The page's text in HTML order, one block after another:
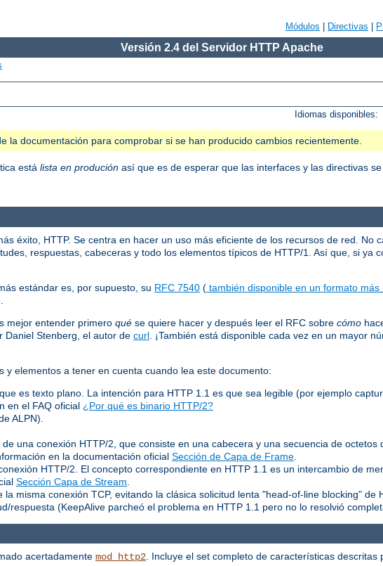
Módulos Directivas
Versión 2.4 del Servidor HTTP Apache
Idiomas disponibles:
la documentación para comprobar si se han producido cambios recientemente.
está lista en produción así que es de esperar que las interfaces y las directivas
éxito, HTTP. Se centra en hacer un uso más eficiente de los recursos de red. No
respuestas, cabeceras y todo los elementos típicos de HTTP/1. Así que, si ya
estándar es, por supuesto, su RFC 7540 ( también disponible en un formato más
mejor entender primero qué se quiere hacer y después leer el RFC sobre cómo
Daniel Stenberg, el autor de curl . ¡También está disponible cada vez en un mayor
elementos a tener en cuenta cuando lea este documento:
es texto plano. La intención para HTTP 1.1 es que sea legible (por ejemplo
en el FAQ oficial ¿Por qué es binario HTTP/2?
ALPN).
una conexión HTTP/2, que consiste en una cabecera y una secuencia de octetos
en la documentación oficial Sección de Capa de Frame
HTTP/2. El concepto correspondiente en HTTP 1.1 es un intercambio de
Sección Capa de Stream
la misma conexión TCP, evitando la clásica solicitud lenta "head-of-line blocking" de
respuesta (KeepAlive parcheó el problema en HTTP 1.1 pero no lo resolvió
acertadamente mod_http2 . Incluye el set completo de características descritas